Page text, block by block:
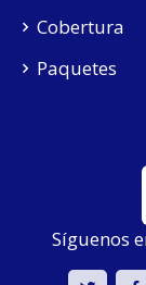
Cobertura
Paquetes
Síguenos